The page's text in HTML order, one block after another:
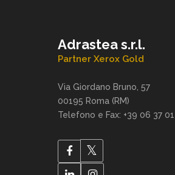
Adrastea s.r.l.
Partner Xerox Gold
Via Giordano Bruno, 57
00195 Roma (RM)
Telefono e Fax: +39 06 37 01